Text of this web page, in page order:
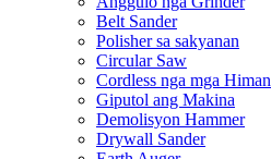
Belt Sander
Polisher sa sakyanan
Circular Saw
Cordless nga mga Himan
Giputol ang Makina
Demolisyon Hammer
Drywall Sander